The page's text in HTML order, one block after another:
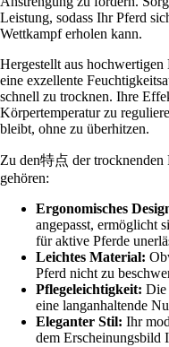
Leistung, sodass Ihr Pferd
Wettkampf erholen kann.
Hergestellt aus
eine exzellente
schnell zu trocknen. Ihre
Körpertemperatur zu
bleibt, ohne zu überhitzen.
Zu den特点 der
gehören:
Ergonomisches
angepasst, ermöglicht
für aktive Pferde
Leichtes Material:
Pferd nicht zu
Pflegeleichtigkeit: Die
eine langanhaltende
Eleganter Stil: Ihr
dem Erscheinungsbild